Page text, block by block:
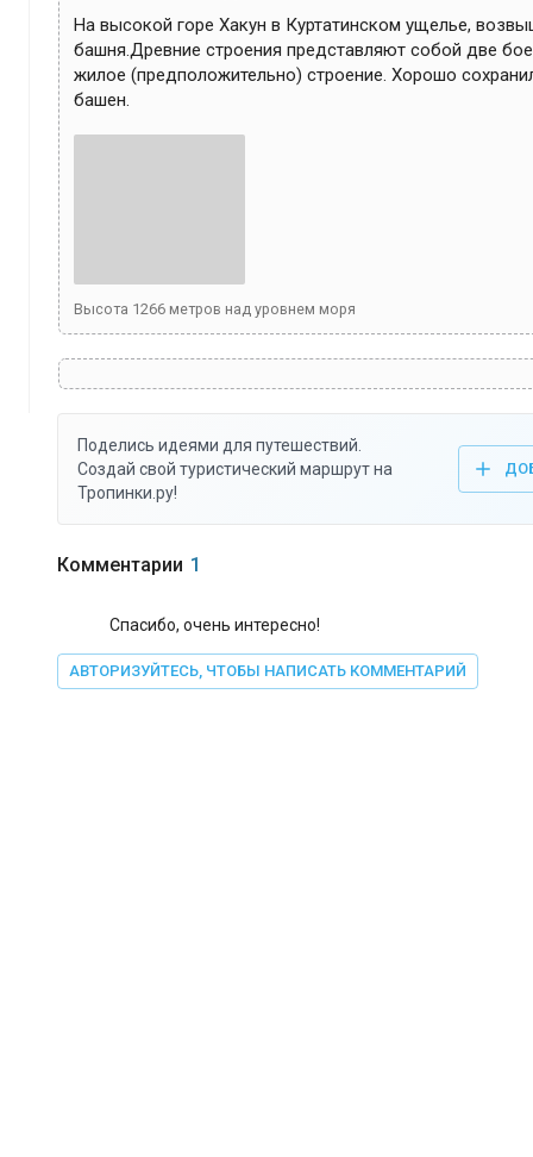
На высокой горе Хакун в Куртатинском ущелье,
башня.Древние строения представляют собой две
жилое (предположительно) строение. Хорошо
башен.
Высота 1266 метров над уровнем моря
Поделись идеями для путешествий.
Создай свой туристический маршрут на
Тропинки.ру!
Комментарии 1
Спасибо, очень интересно!
АВТОРИЗУЙТЕСЬ, ЧТОБЫ НАПИСАТЬ КОММЕНТАРИЙ